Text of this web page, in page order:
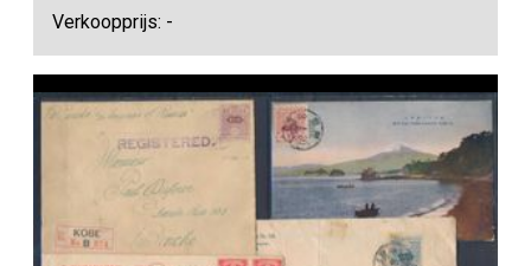
Verkoopprijs: -